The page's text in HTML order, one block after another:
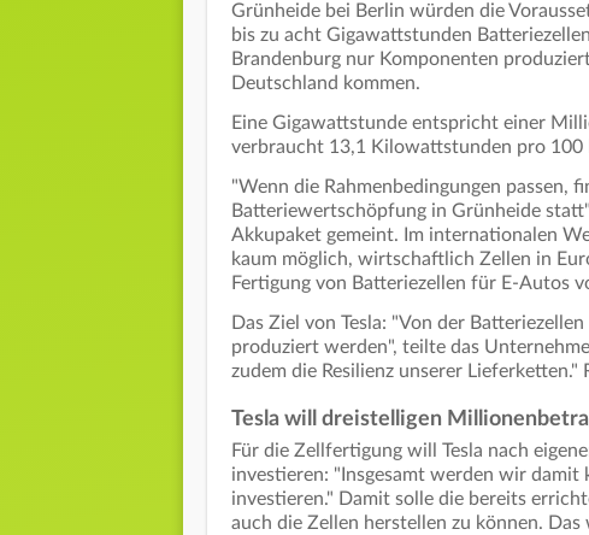
Grünheide bei Berlin würden die
bis zu acht Gigawattstunden
Brandenburg nur Komponenten
Deutschland kommen.
Eine Gigawattstunde entspricht einer
verbraucht 13,1 Kilowattstunden pro 100
"Wenn die Rahmenbedingungen passen,
Batteriewertschöpfung in Grünheide
Akkupaket gemeint. Im internationalen
kaum möglich, wirtschaftlich Zellen in
Fertigung von Batteriezellen für E-Autos
Das Ziel von Tesla: "Von der
produziert werden", teilte das
zudem die Resilienz unserer
Tesla will dreistelligen
Für die Zellfertigung will Tesla nach
investieren: "Insgesamt werden wir
investieren." Damit solle die bereits
auch die Zellen herstellen zu können.